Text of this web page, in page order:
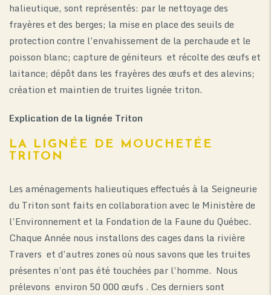
halieutique, sont représentés: par le nettoyage des
frayères et des berges; la mise en place des seuils de
protection contre l’envahissement de la perchaude et le
poisson blanc; capture de géniteurs et récolte des œufs et
laitance; dépôt dans les frayères des œufs et des alevins;
création et maintien de truites lignée triton.
Explication de la lignée Triton
LA LIGNÉE DE MOUCHETÉE
TRITON
Les aménagements halieutiques effectués à la Seigneurie
du Triton sont faits en collaboration avec le Ministère de
l’Environnement et la Fondation de la Faune du Québec.
Chaque Année nous installons des cages dans la rivière
Travers et d’autres zones où nous savons que les truites
présentes n’ont pas été touchées par l’homme. Nous
prélevons environ 50 000 œufs . Ces derniers sont